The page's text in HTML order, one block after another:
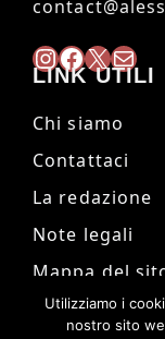
Instagram
Facebook
X Mail
LINK UTILI
Chi siamo
Contattaci
La redazione
Note legali
Mappa del
Utilizziamo i
nostro sito